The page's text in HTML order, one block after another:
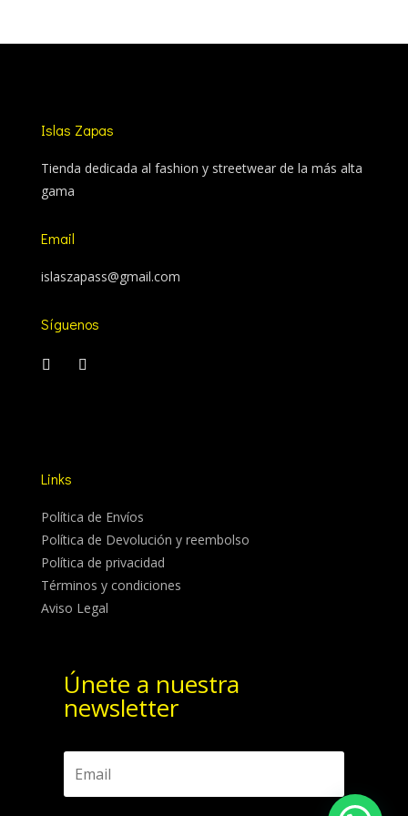
Islas Zapas
Tienda dedicada al fashion y streetwear de la más alta
gama
Email
islaszapass@gmail.com
Síguenos
Links
Política de Envíos
Política de Devolución y reembolso
Política de privacidad
Términos y condiciones
Aviso Legal
Únete a nuestra
newsletter